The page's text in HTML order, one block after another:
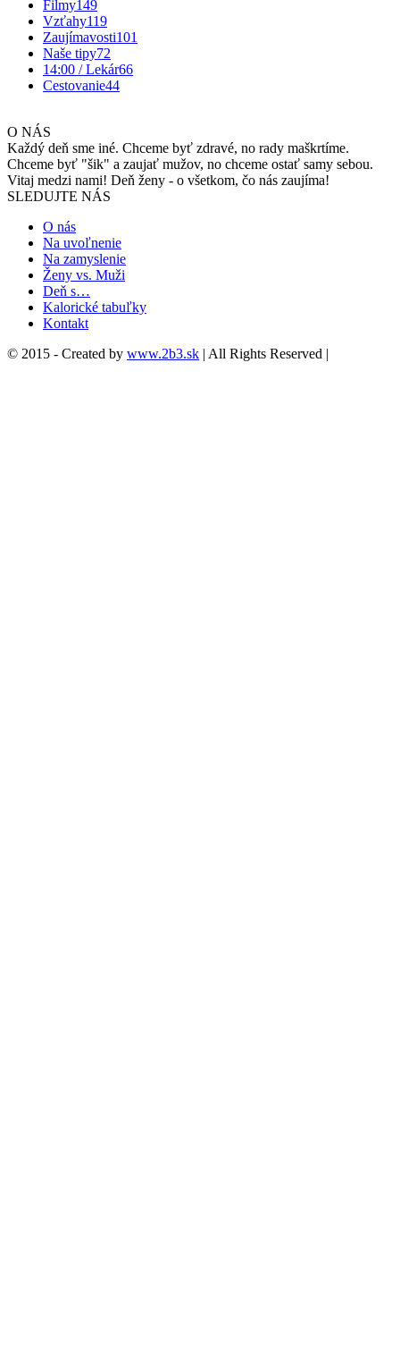
Filmy149
Vzťahy119
Zaujímavosti101
Naše tipy72
14:00 / Lekár66
Cestovanie44
O NÁS
Každý deň sme iné. Chceme byť zdravé, no rady maškrtíme.
Chceme byť "šik" a zaujať mužov, no chceme ostať samy sebou.
Vitaj medzi nami! Deň ženy - o všetkom, čo nás zaujíma!
SLEDUJTE NÁS
O nás
Na uvoľnenie
Na zamyslenie
Ženy vs. Muži
Deň s…
Kalorické tabuľky
Kontakt
© 2015 - Created by www.2b3.sk | All Rights Reserved |